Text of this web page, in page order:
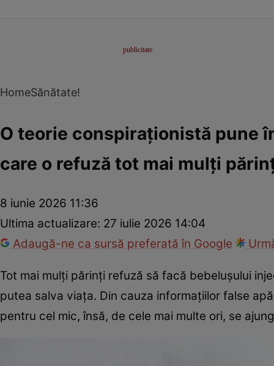
HomeSănătate!
O teorie conspiraționistă pune
care o refuză tot mai mulți
8 iunie 2026 11:36
Ultima actualizare: 27 iulie 2026 14:04
Adaugă-ne ca sursă preferată în Google
Tot mai mulți părinți refuză să facă bebelușului
putea salva viața. Din cauza informațiilor false
pentru cel mic, însă, de cele mai multe ori, se